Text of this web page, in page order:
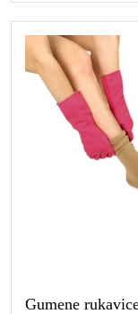
Gumene